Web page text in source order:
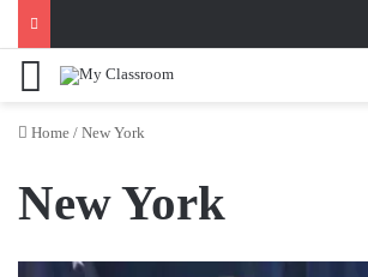
Menu
Home / New York
New York